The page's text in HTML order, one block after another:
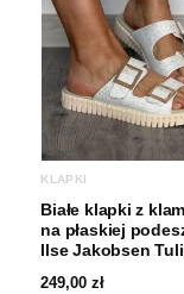
KLAPKI
Białe klapki z
na płaskiej
Ilse Jakobsen
249,00zł